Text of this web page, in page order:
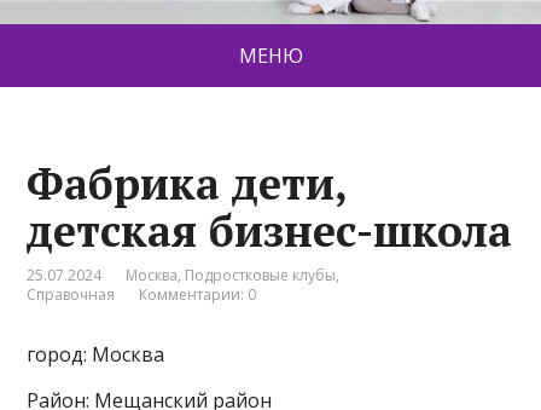
МЕНЮ
Фабрика дети,
детская бизнес-школа
25.07.2024 Москва, Подростковые клубы,
Справочная
Комментарии: 0
город: Москва
Район: Мещанский район